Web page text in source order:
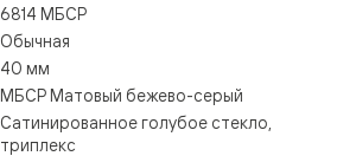
6814 МБСР
Обычная
40 мм
МБСР Матовый бежево-серый
Сатинированное голубое стекло,
триплекс